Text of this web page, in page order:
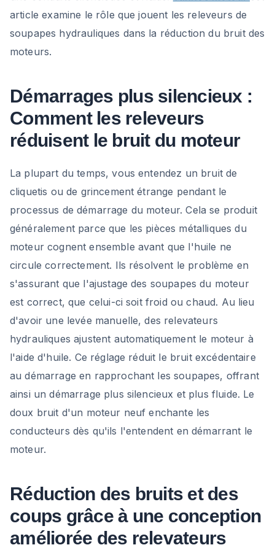
article examine le rôle que jouent les releveurs de
soupapes hydrauliques dans la réduction du bruit des
moteurs.
Démarrages plus silencieux :
Comment les releveurs
réduisent le bruit du moteur
La plupart du temps, vous entendez un bruit de
cliquetis ou de grincement étrange pendant le
processus de démarrage du moteur. Cela se produit
généralement parce que les pièces métalliques du
moteur cognent ensemble avant que l'huile ne
circule correctement. Ils résolvent le problème en
s'assurant que l'ajustage des soupapes du moteur
est correct, que celui-ci soit froid ou chaud. Au lieu
d'avoir une levée manuelle, des relevateurs
hydrauliques ajustent automatiquement le moteur à
l'aide d'huile. Ce réglage réduit le bruit excédentaire
au démarrage en rapprochant les soupapes, offrant
ainsi un démarrage plus silencieux et plus fluide. Le
doux bruit d'un moteur neuf enchante les
conducteurs dès qu'ils l'entendent en démarrant le
moteur.
Réduction des bruits et des
coups grâce à une conception
améliorée des relevateurs